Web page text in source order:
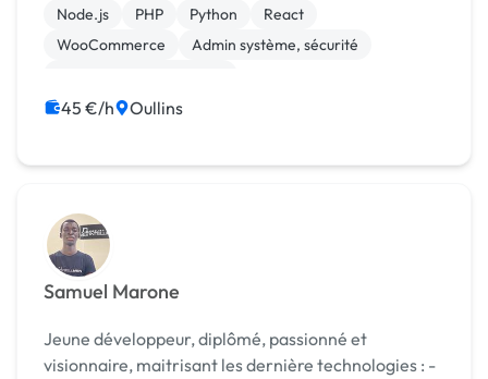
infra Docker...
Node.js PHP Python
React
WooCommerce
Admin système, sécurité
Développement spécifique
45 €/h Oullins
Samuel Marone
Jeune développeur, diplômé, passionné et
visionnaire, maitrisant les dernière technologies : -